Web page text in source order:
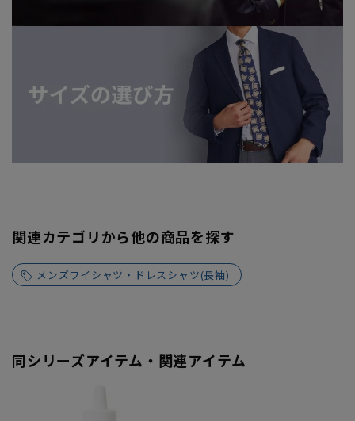
関連カテゴリから他の商品を探す
メンズワイシャツ・ドレスシャツ(長袖)
同シリーズアイテム・関連アイテム